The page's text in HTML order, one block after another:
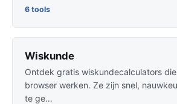
6 tools
Wiskunde
Ontdek gratis wiskundecalculators
browser werken. Ze zijn snel,
te ge…